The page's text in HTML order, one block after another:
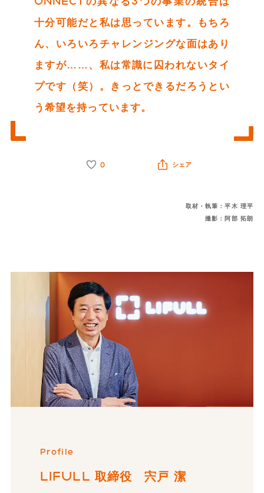
十分可能だと私は思っています。もちろ
ん、いろいろチャレンジングな面はあり
ますが……、私は常識に囚われないタイ
プです（笑）。きっとできるだろうとい
う希望を持っています。
0 シェア
取材・執筆：平木 理平
撮影：阿部 拓朗
Profile
LIFULL 取締役 宍戸 潔